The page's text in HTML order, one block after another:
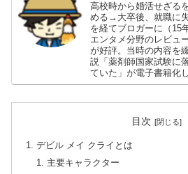
高校時から婚活せざる
める→大卒後、就職に
を経てブロガーに（15
エンタメ分野のレビュ
が好評。当時の内容を
説「薬剤師国家試験に
ていた」が電子書籍化
目次
デビル メイ クライとは
主要キャラクター